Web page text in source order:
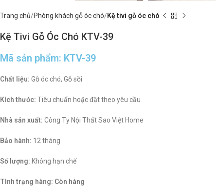
Trang chủ Phòng khách gỗ óc chó Kệ tivi gỗ óc chó
Kệ Tivi Gỗ Óc Chó KTV-39
Mã sản phẩm: KTV-39
Chất liệu: Gỗ óc chó, Gỗ sồi
Kích thước: Tiêu chuẩn hoặc đặt theo yêu cầu
Nhà sản xuất: Công Ty Nội Thất Sao Việt Home
Bảo hành: 12 tháng
Số lượng: Không hạn chế
Tình trạng hàng: Còn hàng